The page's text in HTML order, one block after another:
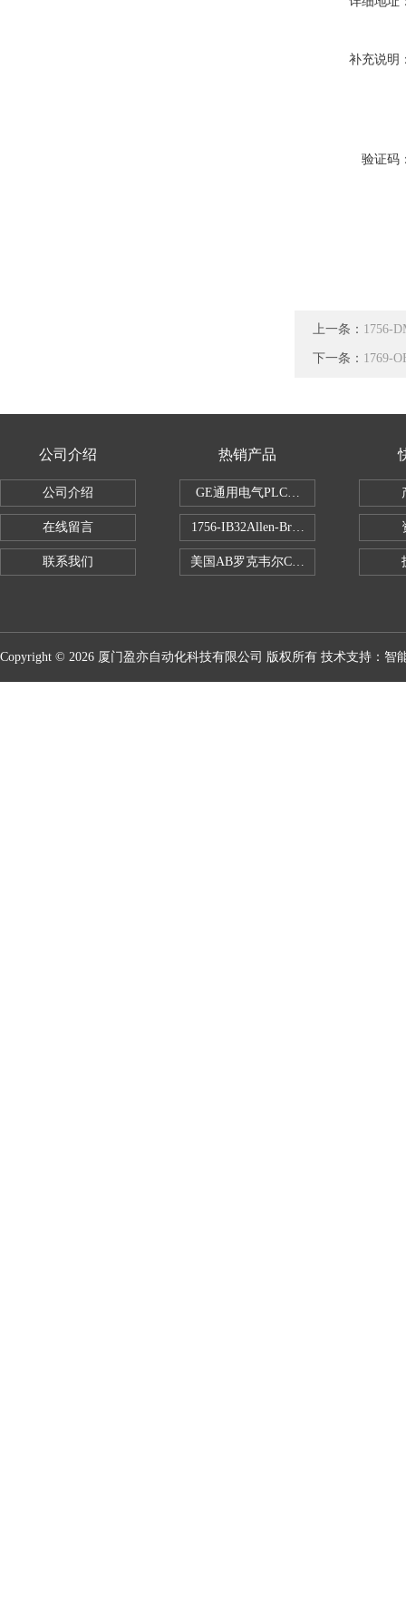
补充说明
验证码
上一条： 1756-
下一条： 1769-
公司介绍
公司介绍
在线留言
联系我们
热销产品
GE通用电气PLC控制器
1756-IB32Allen-Bradley1756IB32数字
美国AB罗克韦尔CPU处理器
Copyright © 2026 厦门盈亦自动化科技有限公司 版权所有 技术支持： 智